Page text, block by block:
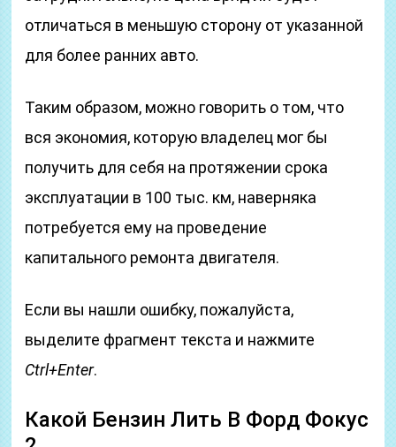
отличаться в меньшую сторону от указанной
для более ранних авто.
Таким образом, можно говорить о том, что
вся экономия, которую владелец мог бы
получить для себя на протяжении срока
эксплуатации в 100 тыс. км, наверняка
потребуется ему на проведение
капитального ремонта двигателя.
Если вы нашли ошибку, пожалуйста,
выделите фрагмент текста и нажмите
Ctrl+Enter.
Какой Бензин Лить В Форд Фокус